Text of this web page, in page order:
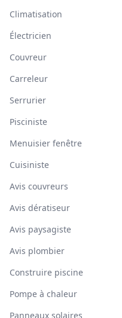
Climatisation
Électricien
Couvreur
Carreleur
Serrurier
Pisciniste
Menuisier fenêtre
Cuisiniste
Avis couvreurs
Avis dératiseur
Avis paysagiste
Avis plombier
Construire piscine
Pompe à chaleur
Panneaux solaires